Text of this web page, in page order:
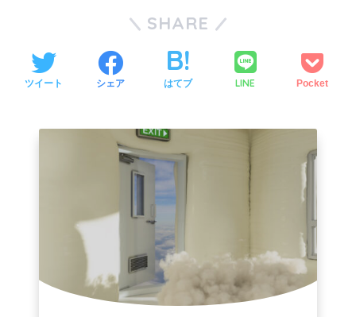
SHARE
ツイート シェア はてブ LINE Pocket